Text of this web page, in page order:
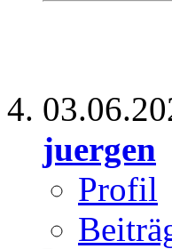
juergen
Profil